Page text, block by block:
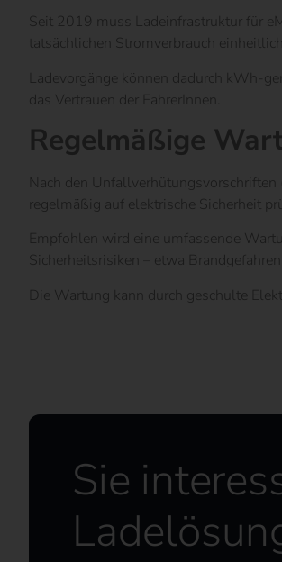
Seit 2019 muss Ladeinfrastruktur für
tatsächlichen Stromverbrauch
Ladevorgänge können dadurch kWh-
das Vertrauen der FahrerInnen.
Regelmäßige
Nach den
regelmäßig auf elektrische Sicherheit
Empfohlen wird eine umfassende
Sicherheitsrisiken – etwa
Die Wartung kann durch geschulte
Sie